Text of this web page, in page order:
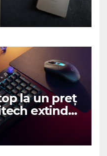
la un preț
extinde
mouse și
pentru